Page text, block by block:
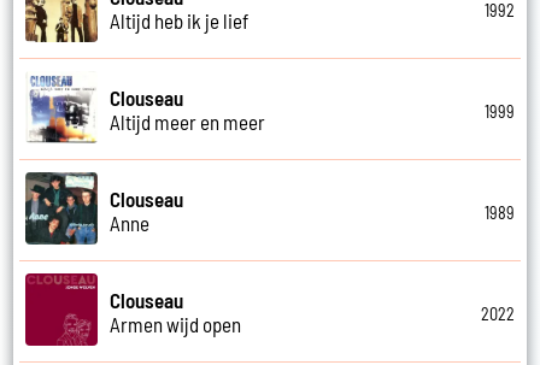
Altijd heb ik je lief
1992
Clouseau
Altijd meer en meer
1999
Clouseau
Anne
1989
Clouseau
Armen wijd open
2022